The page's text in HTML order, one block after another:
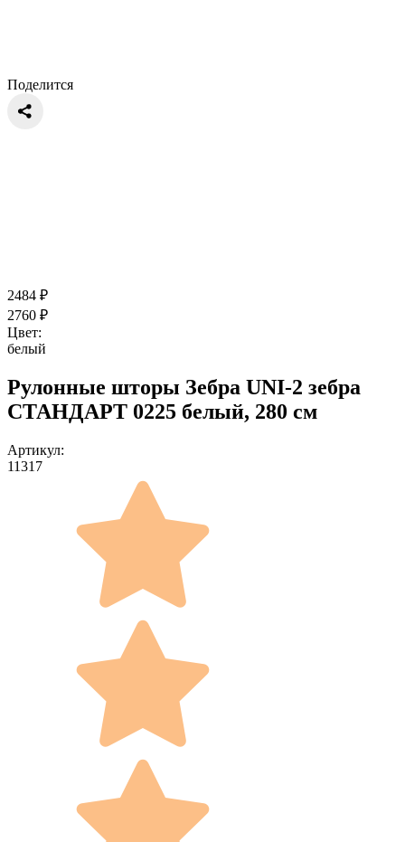
Поделится
2484 ₽
2760 ₽
Цвет:
белый
Рулонные шторы Зебра UNI-2 зебра
СТАНДАРТ 0225 белый, 280 см
Артикул:
11317